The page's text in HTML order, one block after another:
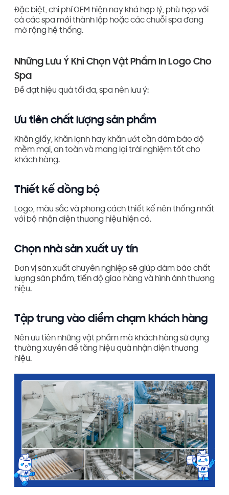
Đặc biệt, chi phí OEM hiện nay khá hợp lý, phù hợp với
cả các spa mới thành lập hoặc các chuỗi spa đang
mở rộng hệ thống.
Những Lưu Ý Khi Chọn Vật Phẩm In Logo Cho
Spa
Để đạt hiệu quả tối đa, spa nên lưu ý:
Ưu tiên chất lượng sản phẩm
Khăn giấy, khăn lạnh hay khăn ướt cần đảm bảo độ
mềm mại, an toàn và mang lại trải nghiệm tốt cho
khách hàng.
Thiết kế đồng bộ
Logo, màu sắc và phong cách thiết kế nên thống nhất
với bộ nhận diện thương hiệu hiện có.
Chọn nhà sản xuất uy tín
Đơn vị sản xuất chuyên nghiệp sẽ giúp đảm bảo chất
lượng sản phẩm, tiến độ giao hàng và hình ảnh thương
hiệu.
Tập trung vào điểm chạm khách hàng
Nên ưu tiên những vật phẩm mà khách hàng sử dụng
thường xuyên để tăng hiệu quả nhận diện thương
hiệu.